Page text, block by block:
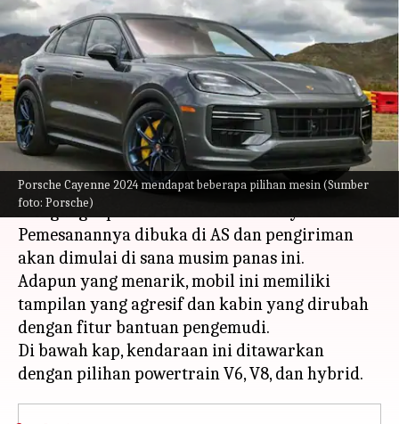
Porsche Cayenne 2024 mendapat beberapa pilihan mesin (Sumber
foto: Porsche)
Porsche Cayenne 2024 debut
dengan penampilan dan
powertrain yang lebih baik
menulis Bob Apr 19, 2023 11:37 am
Apa ceritanya
Pembuat mobil Jerman Porsche telah
mengungkap versi 2024 dari SUV Cayenne.
Pemesanannya dibuka di AS dan pengiriman
akan dimulai di sana musim panas ini.
Adapun yang menarik, mobil ini memiliki
tampilan yang agresif dan kabin yang dirubah
dengan fitur bantuan pengemudi.
Di bawah kap, kendaraan ini ditawarkan